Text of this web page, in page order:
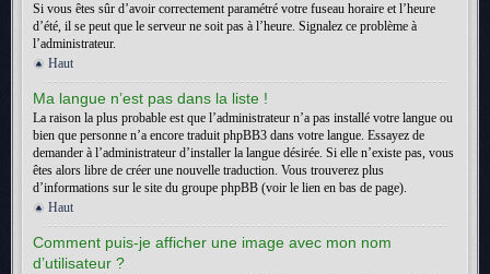
Si vous êtes sûr d’avoir correctement paramétré votre fuseau horaire et l’heure
d’été, il se peut que le serveur ne soit pas à l’heure. Signalez ce problème à
l’administrateur.
Haut
Ma langue n’est pas dans la liste !
La raison la plus probable est que l’administrateur n’a pas installé votre langue ou
bien que personne n’a encore traduit phpBB3 dans votre langue. Essayez de
demander à l’administrateur d’installer la langue désirée. Si elle n’existe pas, vous
êtes alors libre de créer une nouvelle traduction. Vous trouverez plus
d’informations sur le site du groupe phpBB (voir le lien en bas de page).
Haut
Comment puis-je afficher une image avec mon nom
d’utilisateur ?